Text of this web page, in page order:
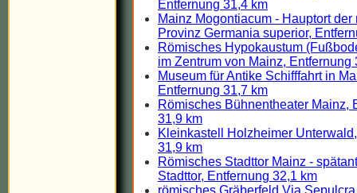
Entfernung 31,4 km
Mainz Mogontiacum - Hauptort der
Provinz Germania superior,
Römisches Hypokaustum
im Zentrum von Mainz, Entfernung
Museum für Antike Schifffahrt in
Entfernung 31,7 km
Römisches Bühnentheater Mainz,
31,9 km
Kleinkastell Holzheimer
31,9 km
Römisches Stadttor Mainz -
Stadttor, Entfernung 32,1 km